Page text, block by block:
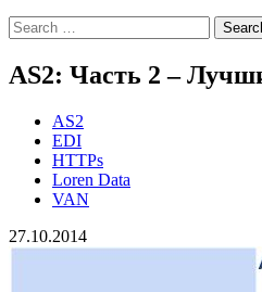
AS2: Часть 2 –
AS2
EDI
HTTPs
Loren Data
VAN
27.10.2014